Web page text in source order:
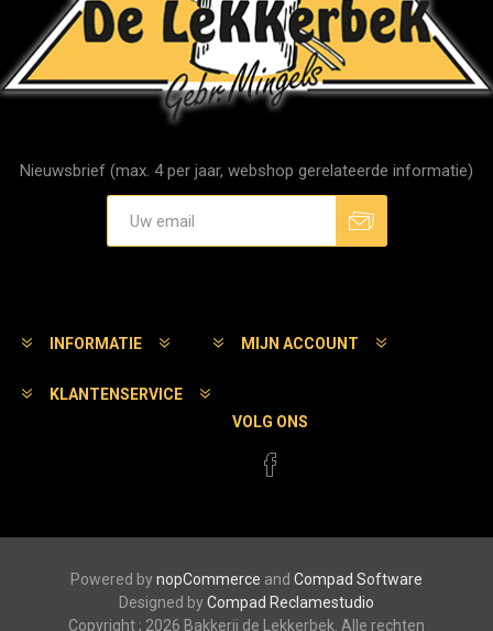
Nieuwsbrief (max. 4 per jaar, webshop gerelateerde informatie)
INFORMATIE MIJN ACCOUNT
KLANTENSERVICE
VOLG ONS
Powered bynopCommerce and Compad Software
Designed byCompad Reclamestudio
Copyright ; 2026 Bakkerij de Lekkerbek. Alle rechten